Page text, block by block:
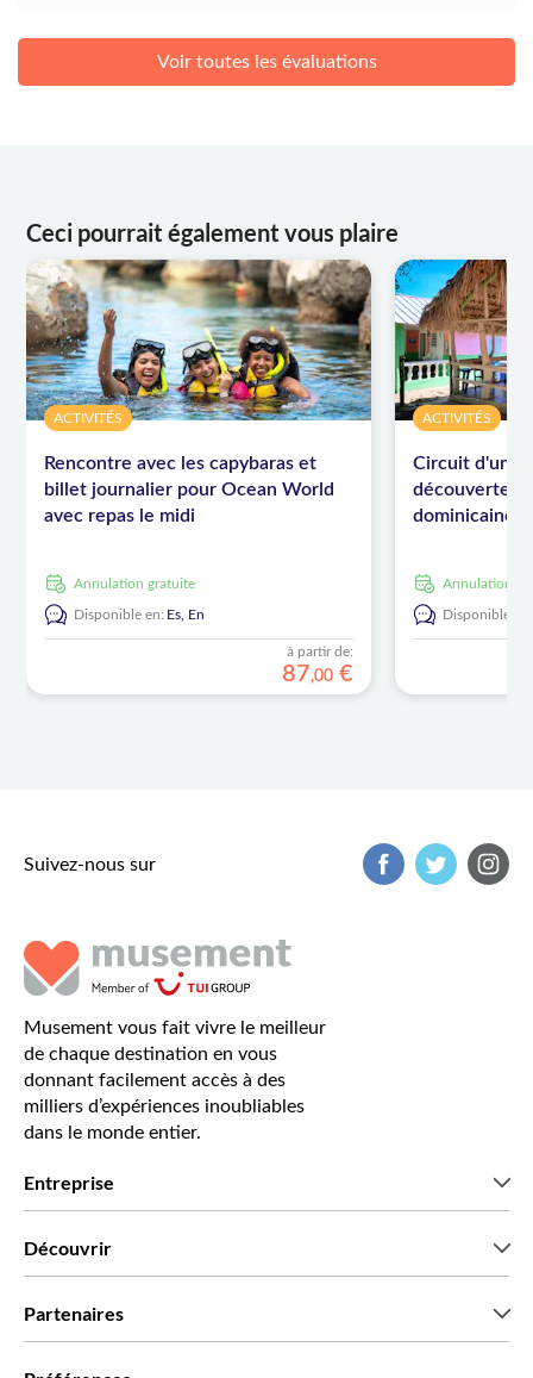
Voir toutes les évaluations
Ceci pourrait également vous plaire
ACTIVITÉS
Rencontre avec les capybaras et
billet journalier pour Ocean World
avec repas le midi
Annulation gratuite
Disponible en: Es, En
à partir de:
87,00 €
ACTIVITÉS
Circuit d'une
découverte
dominicaine,
Annulation
Disponible en:
Suivez-nous sur
Musement vous fait vivre le meilleur
de chaque destination en vous
donnant facilement accès à des
milliers d’expériences inoubliables
dans le monde entier.
Entreprise
Découvrir
Partenaires